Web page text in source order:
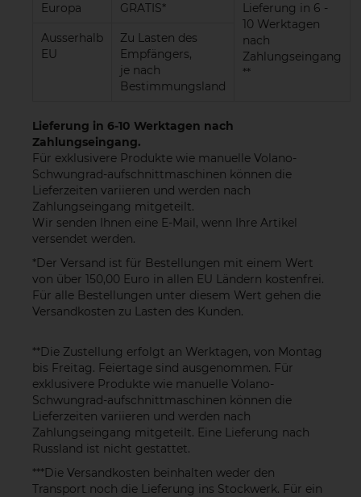
Europa GRATIS*
Lieferung in 6 -
10 Werktagen
nach
Zahlungseingang
**
Ausserhalb
EU
Zu Lasten des
Empfängers,
je nach
Bestimmungsland
Lieferung in 6-10 Werktagen nach
Zahlungseingang.
Für exklusivere Produkte wie manuelle Volano-
Schwungrad-aufschnittmaschinen können die
Lieferzeiten variieren und werden nach
Zahlungseingang mitgeteilt.
Wir senden Ihnen eine E-Mail, wenn Ihre Artikel
versendet werden.
*Der Versand ist für Bestellungen mit einem Wert
von über 150,00 Euro in allen EU Ländern kostenfrei.
Für alle Bestellungen unter diesem Wert gehen die
Versandkosten zu Lasten des Kunden.
**Die Zustellung erfolgt an Werktagen, von Montag
bis Freitag. Feiertage sind ausgenommen. Für
exklusivere Produkte wie manuelle Volano-
Schwungrad-aufschnittmaschinen können die
Lieferzeiten variieren und werden nach
Zahlungseingang mitgeteilt. Eine Lieferung nach
Russland ist nicht gestattet.
***Die Versandkosten beinhalten weder den
Transport noch die Lieferung ins Stockwerk. Für ein